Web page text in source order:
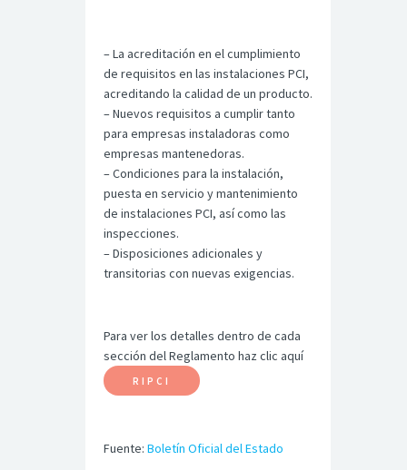
– La acreditación en el cumplimiento
de requisitos en las instalaciones PCI,
acreditando la calidad de un producto.
– Nuevos requisitos a cumplir tanto
para empresas instaladoras como
empresas mantenedoras.
– Condiciones para la instalación,
puesta en servicio y mantenimiento
de instalaciones PCI, así como las
inspecciones.
– Disposiciones adicionales y
transitorias con nuevas exigencias.
Para ver los detalles dentro de cada
sección del Reglamento haz clic aquí
RIPCI
Fuente: Boletín Oficial del Estado